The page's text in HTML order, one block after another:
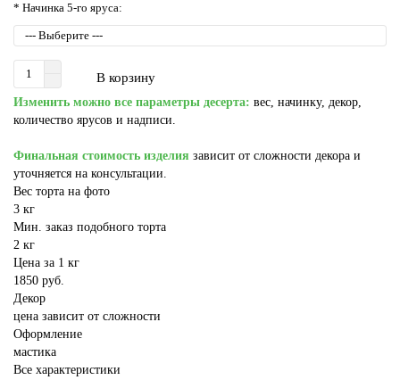
* Начинка 5-го яруса:
В корзину
Изменить можно все параметры десерта: вес, начинку, декор,
количество ярусов и надписи.
Финальная стоимость изделия зависит от сложности декора и
уточняется на консультации.
Вес торта на фото
3 кг
Мин. заказ подобного торта
2 кг
Цена за 1 кг
1850 руб.
Декор
цена зависит от сложности
Оформление
мастика
Все характеристики